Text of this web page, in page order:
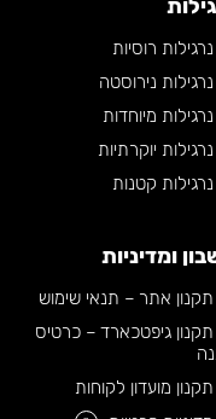
נרגילות רוסיות
נרגילות נירוסטה
נרגילות מיוחדות
נרגילות יוקרתיות
נרגילות קטנות
ומדיניות
תקנון אתר – תנאי שימוש
תקנון גיפטכארד – כרטיס
תקנון מועדון לקוחות